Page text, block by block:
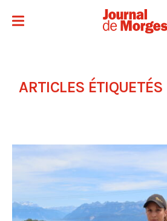
ARTICLES ÉTIQUETÉS